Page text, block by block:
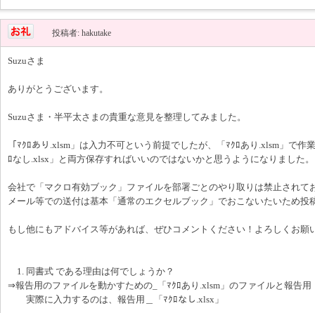
投稿者: hakutake
Suzuさま
ありがとうございます。
Suzuさま・半平太さまの貴重な意見を整理してみました。
「ﾏｸﾛあり.xlsm」は入力不可という前提でしたが、「ﾏｸﾛあり.xlsm」で作
ﾛなし.xlsx」と両方保存すればいいのではないかと思うようになりました。
会社で「マクロ有効ブック」ファイルを部署ごとのやり取りは禁止されて
メール等での送付は基本「通常のエクセルブック」でおこないたいため投
もし他にもアドバイス等があれば、ぜひコメントください！よろしくお願
1. 同書式 である理由は何でしょうか？
⇒報告用のファイルを動かすための_「ﾏｸﾛあり.xlsm」のファイルと報告
実際に入力するのは、報告用＿「ﾏｸﾛなし.xlsx」